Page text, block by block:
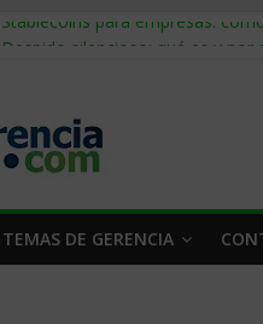
Stablecoins para empresas:
Trabajo forzoso en la cadena de
Mercado hispano de EE. UU.:
TEMAS DE GERENCIA